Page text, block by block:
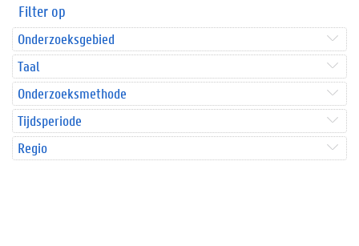
Filter op
Onderzoeksgebied
Taal
Onderzoeksmethode
Tijdsperiode
Regio